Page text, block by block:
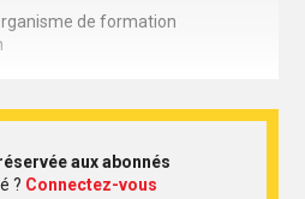
de formation
aux abonnés
? Connectez-vous